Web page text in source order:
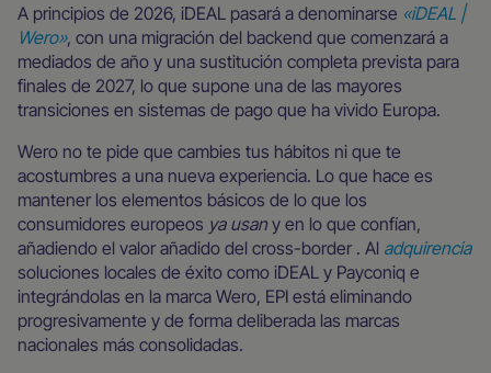
A principios de 2026, iDEAL pasará a denominarse «iDEAL |
Wero», con una migración del backend que comenzará a
mediados de año y una sustitución completa prevista para
finales de 2027, lo que supone una de las mayores
transiciones en sistemas de pago que ha vivido Europa.
Wero no te pide que cambies tus hábitos ni que te
acostumbres a una nueva experiencia. Lo que hace es
mantener los elementos básicos de lo que los
consumidores europeos ya usany en lo que confían,
añadiendo el valor añadido del cross-border . Al adquirencia
soluciones locales de éxito como iDEAL y Payconiq e
integrándolas en la marca Wero, EPI está eliminando
progresivamente y de forma deliberada las marcas
nacionales más consolidadas.